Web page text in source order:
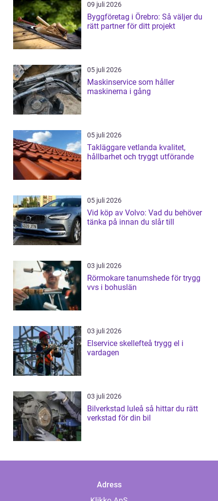
09 juli 2026
Byggföretag i Örebro: Så väljer du
rätt partner för ditt projekt
05 juli 2026
Maskinservice som håller
maskinerna i gång
05 juli 2026
Takläggare vetlanda kvalitet,
hållbarhet och tryggt utförande
05 juli 2026
Vid köp av Volvo: Vad du behöver
tänka på innan du slår till
03 juli 2026
Rörmokare tanumshede för trygg
vvs i bohuslän
03 juli 2026
Elservice skellefteå trygg el i
vardagen
03 juli 2026
Bilverkstad luleå så hittar du rätt
verkstad för din bil
Adress